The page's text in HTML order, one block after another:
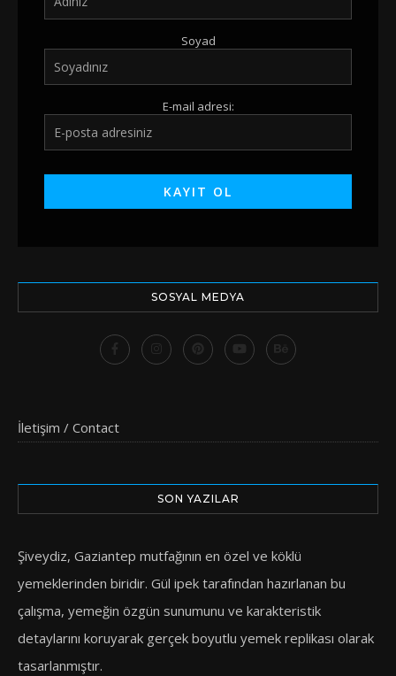
Soyad
E-mail adresi:
SOSYAL MEDYA
İletişim / Contact
SON YAZILAR
Şiveydiz, Gaziantep mutfağının en özel ve köklü
yemeklerinden biridir. Gül ipek tarafından hazırlanan bu
çalışma, yemeğin özgün sunumunu ve karakteristik
detaylarını koruyarak gerçek boyutlu yemek replikası olarak
tasarlanmıştır.